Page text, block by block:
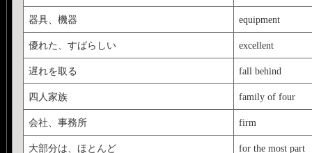
器具、機器 equipment
優れた、すばらしい excellent
遅れを取る fall behind
四人家族 family of four
会社、事務所 firm
大部分は、ほとんど for the most part